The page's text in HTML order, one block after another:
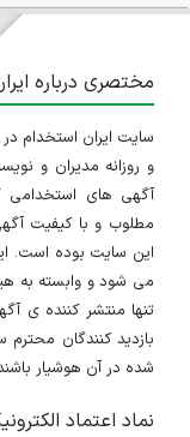
مختصری درباره
و روزانه مدیران و
آگهی های استخدامی
مطلوب و با کیفیت
این سایت بوده است.
می شود و وابسته به
تنها منتشر کننده ی
بازدید کنندگان
شده در آن هوشیار
نماد اعتماد